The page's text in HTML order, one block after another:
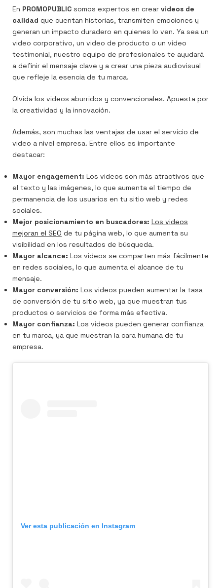
En PROMOPUBLIC somos expertos en crear videos de
calidad que cuentan historias, transmiten emociones y
generan un impacto duradero en quienes lo ven. Ya sea un
video corporativo, un video de producto o un video
testimonial, nuestro equipo de profesionales te ayudará
a definir el mensaje clave y a crear una pieza audiovisual
que refleje la esencia de tu marca.
Olvida los videos aburridos y convencionales. Apuesta por
la creatividad y la innovación.
Además, son muchas las ventajas de usar el servicio de
video a nivel empresa. Entre ellos es importante
destacar:
Mayor engagement: Los videos son más atractivos que
el texto y las imágenes, lo que aumenta el tiempo de
permanencia de los usuarios en tu sitio web y redes
sociales.
Mejor posicionamiento en buscadores: Los videos
mejoran el SEO de tu página web, lo que aumenta su
visibilidad en los resultados de búsqueda.
Mayor alcance: Los videos se comparten más fácilmente
en redes sociales, lo que aumenta el alcance de tu
mensaje.
Mayor conversión: Los videos pueden aumentar la tasa
de conversión de tu sitio web, ya que muestran tus
productos o servicios de forma más efectiva.
Mayor confianza: Los videos pueden generar confianza
en tu marca, ya que muestran la cara humana de tu
empresa.
Ver esta publicación en Instagram